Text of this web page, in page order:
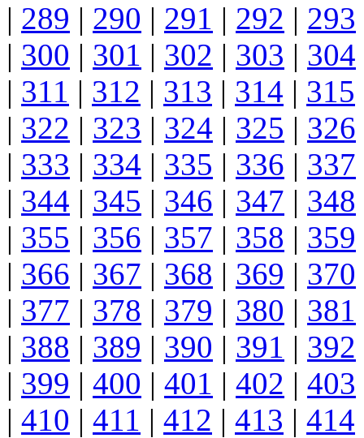
| 289 | 290 | 291 | 292 | 293
| 300 | 301 | 302 | 303 | 304
| 311 | 312 | 313 | 314 | 315
| 322 | 323 | 324 | 325 | 326
| 333 | 334 | 335 | 336 | 337
| 344 | 345 | 346 | 347 | 348
| 355 | 356 | 357 | 358 | 359
| 366 | 367 | 368 | 369 | 370
| 377 | 378 | 379 | 380 | 381
| 388 | 389 | 390 | 391 | 392
| 399 | 400 | 401 | 402 | 403
| 410 | 411 | 412 | 413 | 414